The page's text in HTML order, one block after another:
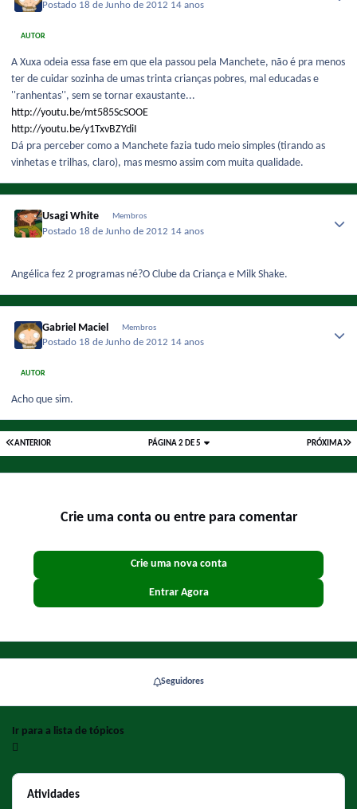
Postado 18 de Junho de 2012 14 anos
AUTOR
A Xuxa odeia essa fase em que ela passou pela Manchete, não é pra menos
ter de cuidar sozinha de umas trinta crianças pobres, mal educadas e
''ranhentas'', sem se tornar exaustante...
http://youtu.be/mt585ScSOOE
http://youtu.be/y1TxvBZYdiI
Dá pra perceber como a Manchete fazia tudo meio simples (tirando as
vinhetas e trilhas, claro), mas mesmo assim com muita qualidade.
Usagi White Membros
Postado 18 de Junho de 2012 14 anos
Angélica fez 2 programas né?O Clube da Criança e Milk Shake.
Gabriel Maciel Membros
Postado 18 de Junho de 2012 14 anos
AUTOR
Acho que sim.
ANTERIOR PRÓXIMA
PÁGINA 2 DE 5
Crie uma conta ou entre para comentar
Crie uma nova conta
Entrar Agora
Seguidores
Ir para a lista de tópicos
Atividades